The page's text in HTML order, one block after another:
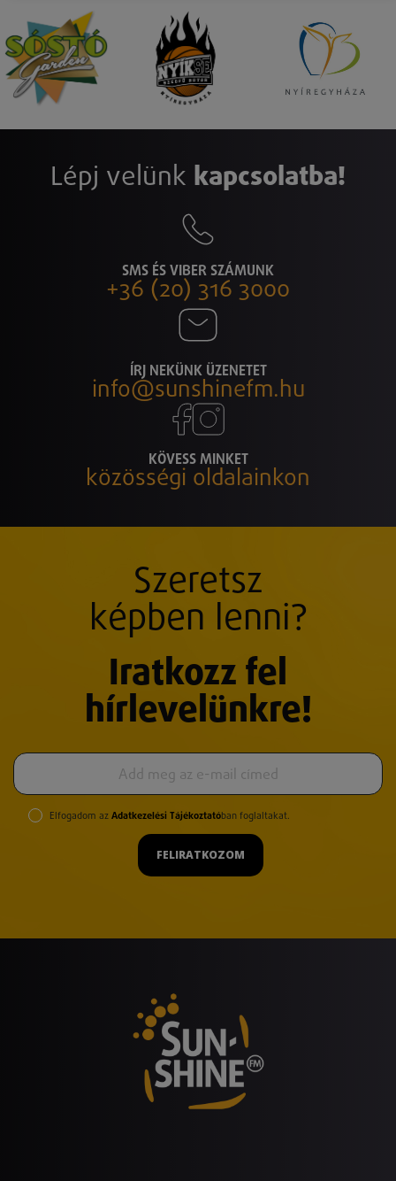
Lépj velünk kapcsolatba!
SMS ÉS VIBER SZÁMUNK
+36 (20) 316 3000
ÍRJ NEKÜNK ÜZENETET
info@sunshinefm.hu
KÖVESS MINKET
közösségi oldalainkon
Szeretsz
képben lenni?
Iratkozz fel
hírlevelünkre!
Elfogadom az Adatkezelési Tájékoztatóban foglaltakat.
FELIRATKOZOM